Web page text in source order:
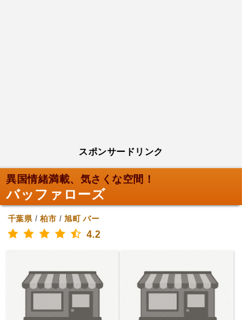
スポンサードリンク
異国情緒満載、気さくな空間！
バッファローズ
千葉県/柏市 /旭町 バー
4.2